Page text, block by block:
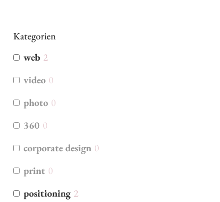
Kategorien
web 2
video 0
photo 0
360 0
corporate design 0
print 0
positioning 2